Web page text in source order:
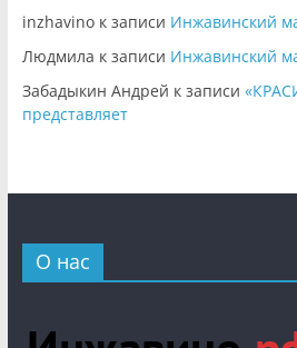
inzhavinoк записи Инжавинский
Людмила к записи Инжавинский
Забадыкин Андрей к записи
представляет
О нас